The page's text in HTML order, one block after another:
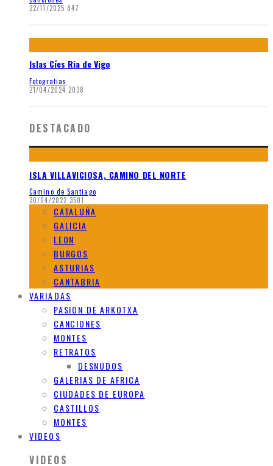
22/11/2025 847
Islas Cíes Ria de Vigo
Fotografias
21/04/2024 2038
DESTACADO
ISLA VILLAVICIOSA, CAMINO DEL NORTE
Camino de Santiago
30/04/2022 3501
CATALUÑA
GALICIA
LEON
BURGOS
ASTURIAS
CANTABRIA
VARIADAS
PASION DE ARKOTXA
CANCIONES
MONTES
RETRATOS
DESNUDOS
GALERIAS DE AFRICA
CIUDADES DE EUROPA
CASTILLOS
MONTES
VIDEOS
VIDEOS